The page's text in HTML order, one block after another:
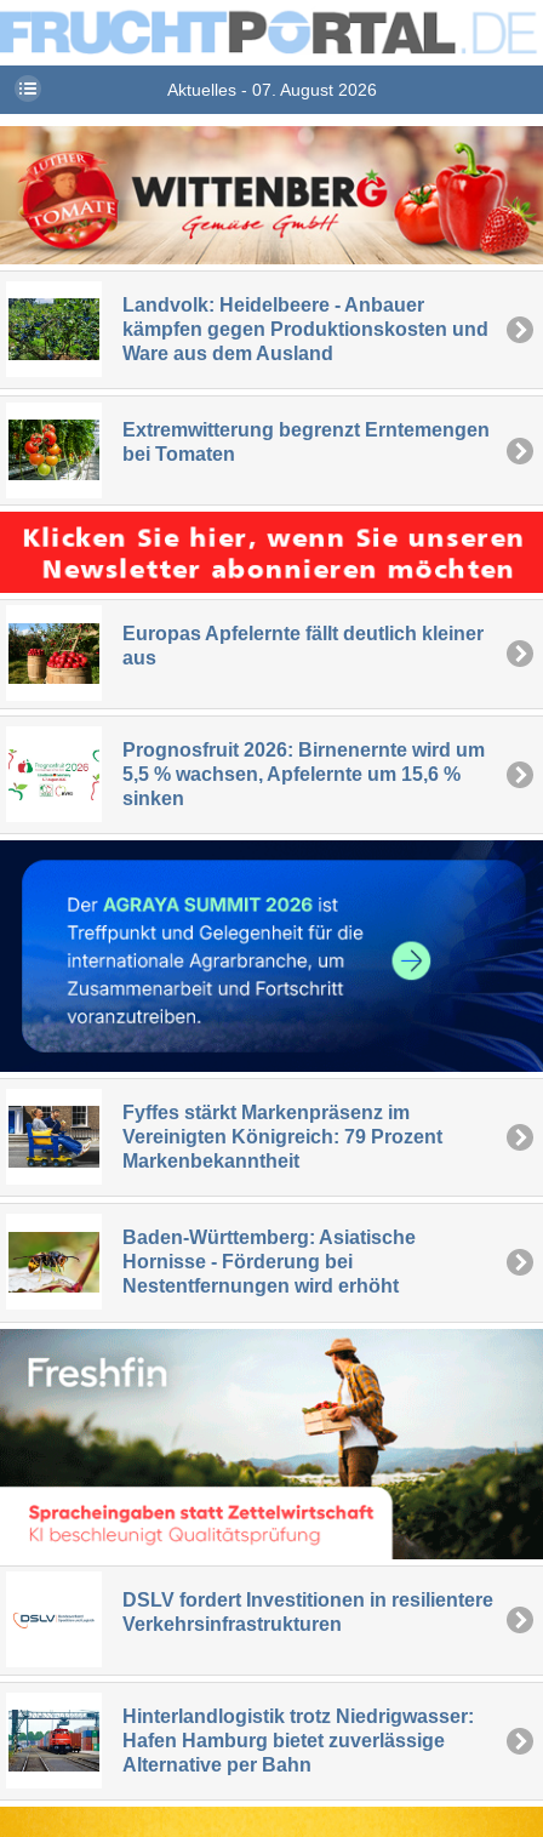
Aktuelles - 07. August 2026
Landvolk: Heidelbeere - Anbauer
kämpfen gegen Produktionskosten und
Ware aus dem Ausland
Extremwitterung begrenzt Erntemengen
bei Tomaten
Europas Apfelernte fällt deutlich kleiner
aus
Prognosfruit 2026: Birnenernte wird um
5,5 % wachsen, Apfelernte um 15,6 %
sinken
Fyffes stärkt Markenpräsenz im
Vereinigten Königreich: 79 Prozent
Markenbekanntheit
Baden-Württemberg: Asiatische
Hornisse - Förderung bei
Nestentfernungen wird erhöht
DSLV fordert Investitionen in resilientere
Verkehrsinfrastrukturen
Hinterlandlogistik trotz Niedrigwasser:
Hafen Hamburg bietet zuverlässige
Alternative per Bahn